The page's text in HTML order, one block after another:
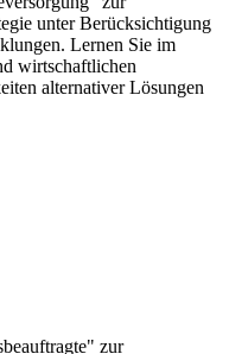
unter Berücksichtigung
Lernen Sie im
wirtschaftlichen
alternativer Lösungen
zur